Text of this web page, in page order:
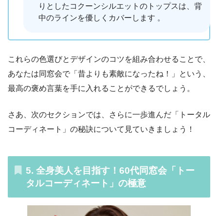
りとしたコクーンシルエットのトップスは、背
中のラインを優しくカバーします 。
これらの色選びとデザインのコツを組み合わせることで、
あなたは同窓会で「昔よりも素敵になったね！」という、
最高の褒め言葉を手に入れることができるでしょう。
さあ、次のセクションでは、さらに一歩進んだ「トータル
コーディネート」の秘訣について見ていきましょう！
5. 全身美人を目指す！60代同窓会「トー
タルコーディネート」の極意